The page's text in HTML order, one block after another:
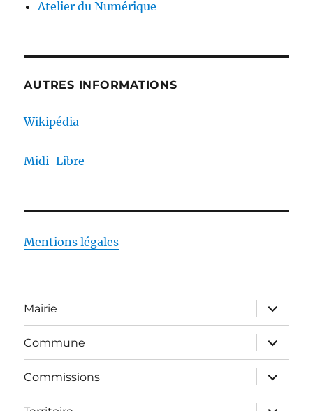
Atelier du Numérique
AUTRES INFORMATIONS
Wikipédia
Midi-Libre
Mentions légales
Mairie
ouvrir
le
sous-
menu
Commune
ouvrir
le
sous-
menu
Commissions
ouvrir
le
sous-
menu
ouvrir